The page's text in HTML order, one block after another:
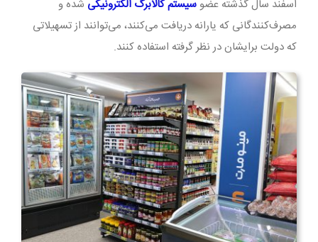
اسفند سال گذشته عضوسیستم کالابرگ الکترونیکی شده و
مصرف‌کنندگانی که یارانه دریافت می‌کنند، می‌توانند از تسهیلاتی
که دولت برایشان در نظر گرفته استفاده کنند.